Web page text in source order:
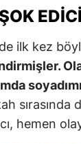
ilk kez
sırasında
hemen